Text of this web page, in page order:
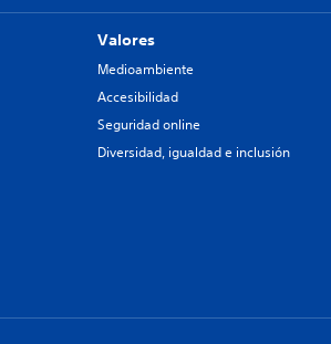
Valores
Medioambiente
Accesibilidad
Seguridad online
Diversidad, igualdad e inclusión